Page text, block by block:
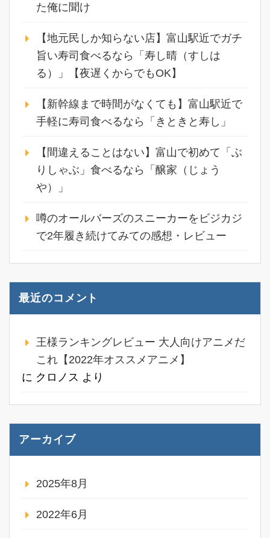
た俺に聞け
【地元民しか知らない店】富山駅近でガチ
旨い寿司食べるなら「寿し晴（すしは
る）」【夜遅くからでもOK】
【新幹線まで時間がなくても】富山駅近で
手軽に寿司食べるなら「きときと寿し」
【間違えることはない】富山で初めて「ぶ
りしゃぶ」食べるなら「醸家（じょう
や）」
噂のオールバーズのスニーカーをビジカジ
で2年履き続けてみての感想・レビュー
最近のコメント
王様ランキングレビュー 大人向けアニメだ
これ【2022年オススメアニメ】
に クロノス より
アーカイブ
2025年8月
2022年6月